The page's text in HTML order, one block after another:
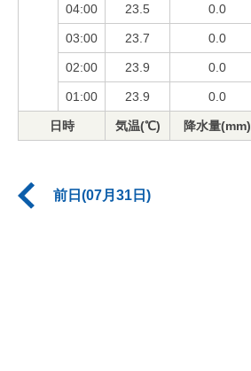
04:00 23.5 0.0
03:00 23.7 0.0
02:00 23.9 0.0
01:00 23.9 0.0
日時 気温(℃) 降水量(mm)
前日(07月31日)